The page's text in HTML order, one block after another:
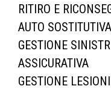
RITIRO E
AUTO SOSTITUTIVA
GESTIONE
ASSICURATIVA
GESTIONE LESIONI